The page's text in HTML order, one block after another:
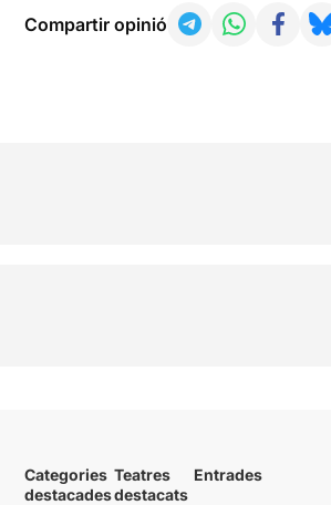
Compartir opinió
Categories
destacades
Teatres
destacats
Entrades